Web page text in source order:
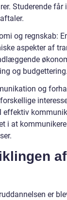
Studerende
og regnskab:
aspekter af
og budgettering.
og
effektiv
i at
er